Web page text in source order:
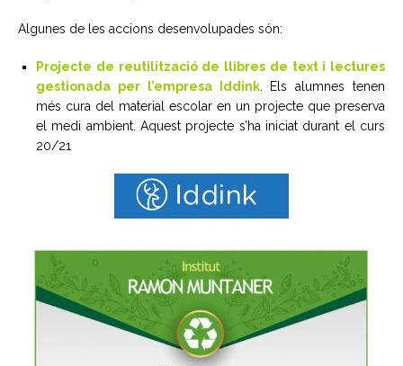
Algunes de les accions desenvolupades són:
Projecte de reutilització de llibres de text i lectures
gestionada per l’empresa Iddink. Els alumnes tenen
més cura del material escolar en un projecte que preserva
el medi ambient. Aquest projecte s’ha iniciat durant el curs
20/21